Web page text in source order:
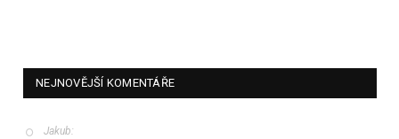
NEJNOVĚJŠÍ KOMENTÁŘE
Jakub: